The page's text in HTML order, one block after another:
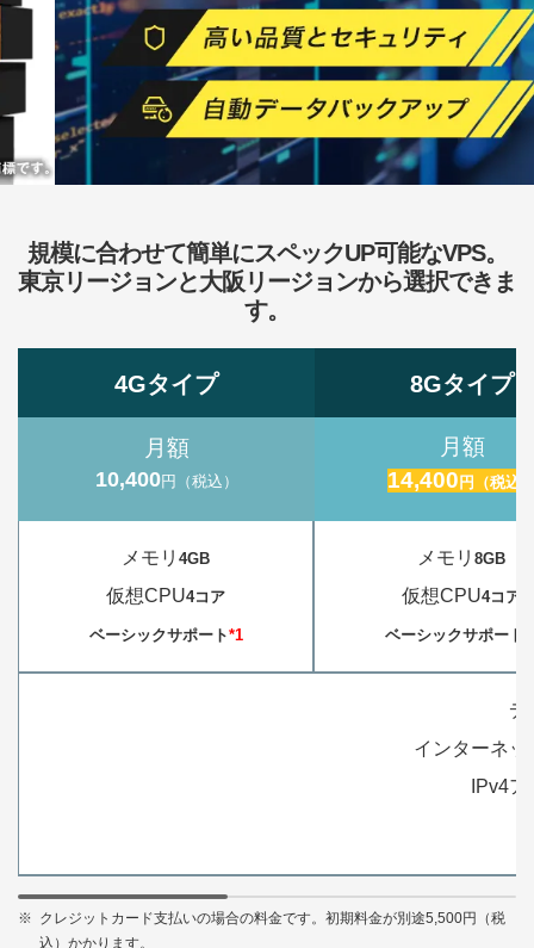
規模に合わせて簡単にスペックUP可能なVPS。
東京リージョンと大阪リージョンから選択できま
す。
4Gタイプ 8Gタイプ
月額
10,400円（税込）
月額
14,400 円（税込
メモリ 4GB
仮想CPU4コア
ベーシックサポート*1
メモリ 8GB
仮想CPU4コア
ベーシックサポート
デ
インターネッ
IPv4
※ クレジットカード支払いの場合の料金です。初期料金が別途5,500円（税
込）かかります。